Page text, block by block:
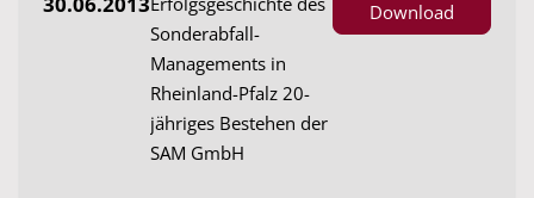
Sonderabfall-
Managements in
Rheinland-Pfalz 20-
jähriges Bestehen der
SAM GmbH
Download